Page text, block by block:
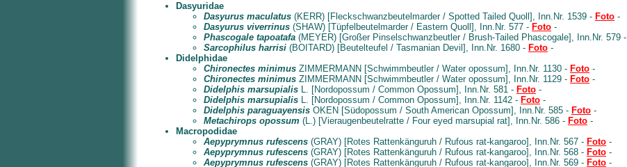
Dasyuridae
Dasyurus maculatus (KERR) [Fleckschwanzbeutelmarder / Spotted Tailed Quoll], Inn.Nr. 1539 - Foto -
Dasyurus viverrinus (SHAW) [Tüpfelbeutelmarder / Eastern Quoll], Inn.Nr. 577 - Foto -
Phascogale tapoatafa (MEYER) [Großer Pinselschwanzbeutler / Brush-Tailed Phascogale], Inn.Nr. 579 -
Sarcophilus harrisi (BOITARD) [Beutelteufel / Tasmanian Devil], Inn.Nr. 1680 - Foto -
Didelphidae
Chironectes minimus ZIMMERMANN [Schwimmbeutler / Water opossum], Inn.Nr. 1130 - Foto -
Chironectes minimus ZIMMERMANN [Schwimmbeutler / Water opossum], Inn.Nr. 1129 - Foto -
Didelphis marsupialis L. [Nordopossum / Common Opossum], Inn.Nr. 581 - Foto -
Didelphis marsupialis L. [Nordopossum / Common Opossum], Inn.Nr. 1142 - Foto -
Didelphis paraguayensis OKEN [Südopossum / South American Opossum], Inn.Nr. 585 - Foto -
Metachirops opossum (L.) [Vieraugenbeutelratte / Four eyed marsupial rat], Inn.Nr. 586 - Foto -
Macropodidae
Aepyprymnus rufescens (GRAY) [Rotes Rattenkänguruh / Rufous rat-kangaroo], Inn.Nr. 567 - Foto -
Aepyprymnus rufescens (GRAY) [Rotes Rattenkänguruh / Rufous rat-kangaroo], Inn.Nr. 568 - Foto -
Aepyprymnus rufescens (GRAY) [Rotes Rattenkänguruh / Rufous rat-kangaroo], Inn.Nr. 569 - Foto -